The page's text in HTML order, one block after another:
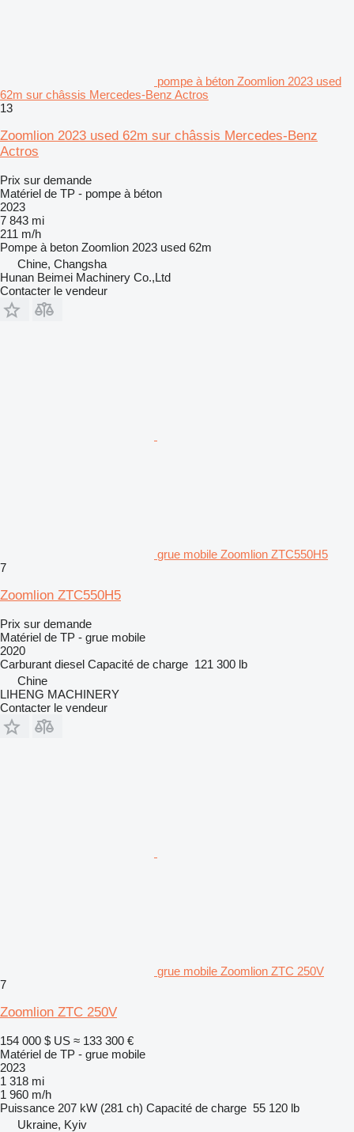
pompe à béton Zoomlion 2023 used
62m sur châssis Mercedes-Benz Actros
13
Zoomlion 2023 used 62m sur châssis Mercedes-Benz
Actros
Prix sur demande
Matériel de TP - pompe à béton
2023
7 843 mi
211 m/h
Pompe à beton Zoomlion 2023 used 62m
Chine, Changsha
Hunan Beimei Machinery Co.,Ltd
Contacter le vendeur
grue mobile Zoomlion ZTC550H5
7
Zoomlion ZTC550H5
Prix sur demande
Matériel de TP - grue mobile
2020
Carburant diesel Capacité de charge 121 300 lb
Chine
LIHENG MACHINERY
Contacter le vendeur
grue mobile Zoomlion ZTC 250V
7
Zoomlion ZTC 250V
154 000 $ US ≈ 133 300 €
Matériel de TP - grue mobile
2023
1 318 mi
1 960 m/h
Puissance 207 kW (281 ch) Capacité de charge 55 120 lb
Ukraine, Kyiv